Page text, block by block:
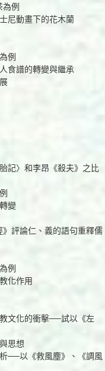
為例
尼動畫下的花木蘭
例
食譜的轉變與繼承
記〉和李昂《殺夫》之比
變
評論仁、義的語句重釋儒
例
化作用
文化的衝擊──試以《左
思想
──以《救風塵》、《調風